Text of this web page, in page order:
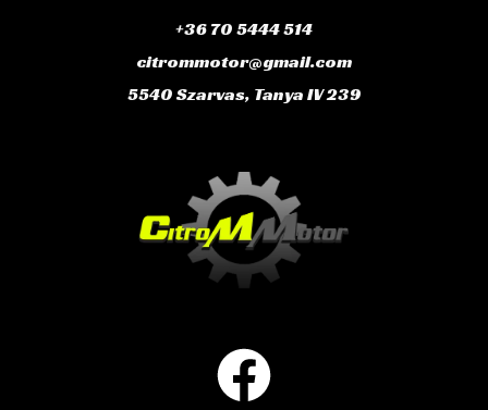
+36 70 5444 514
citrommotor@gmail.com
5540 Szarvas, Tanya IV 239